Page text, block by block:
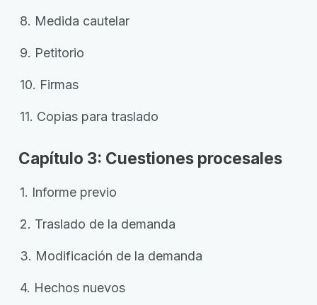
8. Medida cautelar
9. Petitorio
10. Firmas
11. Copias para traslado
Capítulo 3: Cuestiones procesales
1. Informe previo
2. Traslado de la demanda
3. Modificación de la demanda
4. Hechos nuevos